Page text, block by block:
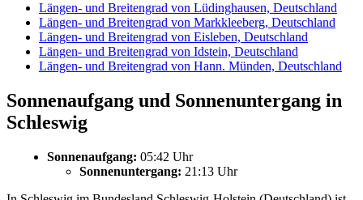
Längen- und Breitengrad von Lüdinghausen, Deutschland
Längen- und Breitengrad von Markkleeberg, Deutschland
Längen- und Breitengrad von Eisleben, Deutschland
Längen- und Breitengrad von Idstein, Deutschland
Längen- und Breitengrad von Hann. Münden, Deutschland
Sonnenaufgang und Sonnenuntergang in
Schleswig
Sonnenaufgang: 05:42 Uhr
Sonnenuntergang: 21:13 Uhr